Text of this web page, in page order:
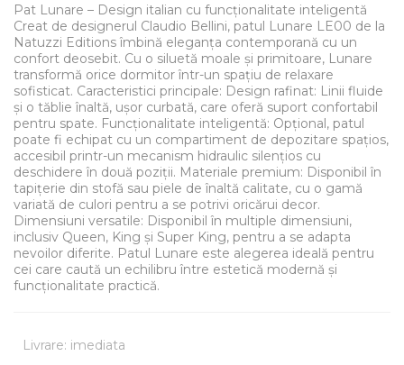
Pat Lunare – Design italian cu funcționalitate inteligentă
Creat de designerul Claudio Bellini, patul Lunare LE00 de la
Natuzzi Editions îmbină eleganța contemporană cu un
confort deosebit. Cu o siluetă moale și primitoare, Lunare
transformă orice dormitor într-un spațiu de relaxare
sofisticat. Caracteristici principale: Design rafinat: Linii fluide
și o tăblie înaltă, ușor curbată, care oferă suport confortabil
pentru spate. Funcționalitate inteligentă: Opțional, patul
poate fi echipat cu un compartiment de depozitare spațios,
accesibil printr-un mecanism hidraulic silențios cu
deschidere în două poziții. Materiale premium: Disponibil în
tapițerie din stofă sau piele de înaltă calitate, cu o gamă
variată de culori pentru a se potrivi oricărui decor.
Dimensiuni versatile: Disponibil în multiple dimensiuni,
inclusiv Queen, King și Super King, pentru a se adapta
nevoilor diferite. Patul Lunare este alegerea ideală pentru
cei care caută un echilibru între estetică modernă și
funcționalitate practică.
Livrare: imediata